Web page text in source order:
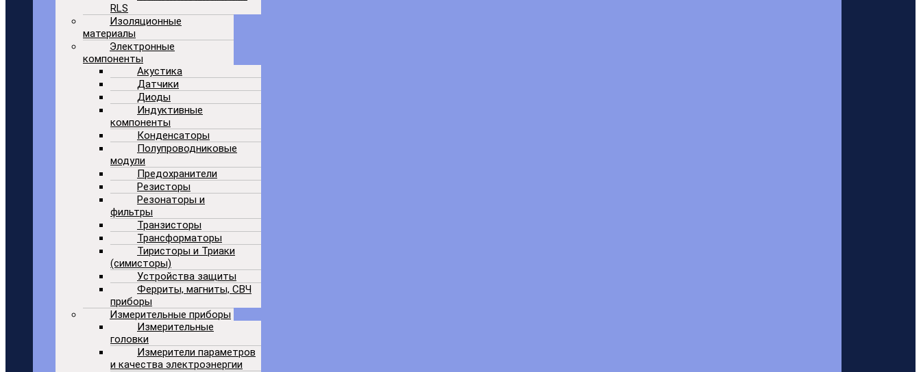
RLS
Изоляционные
материалы
Электронные
компоненты
Акустика
Датчики
Диоды
Индуктивные
компоненты
Конденсаторы
Полупроводниковые
модули
Предохранители
Резисторы
Резонаторы и
фильтры
Транзисторы
Трансформаторы
Тиристоры и Триаки
(симисторы)
Устройства защиты
Ферриты, магниты, СВЧ
приборы
Измерительные приборы
Измерительные
головки
Измерители параметров
и качества электроэнергии